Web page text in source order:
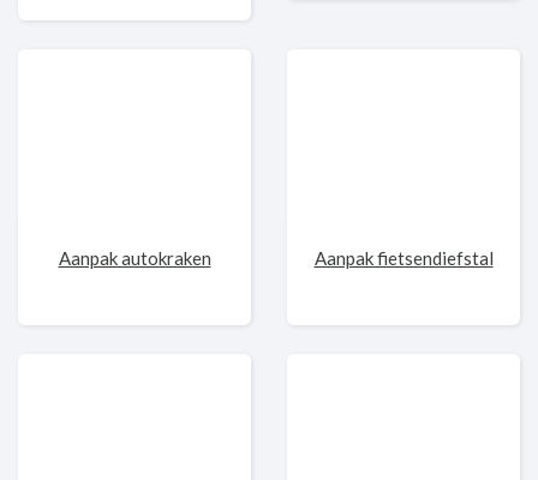
Aanpak autokraken Aanpak fietsendiefstal